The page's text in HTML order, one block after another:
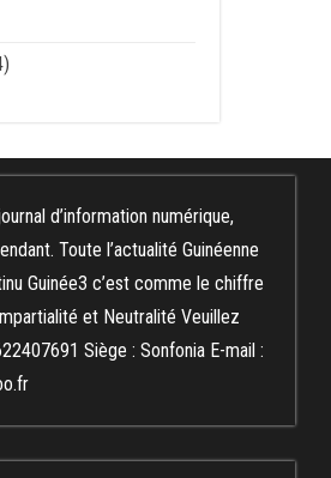
d’information numérique,
Toute l’actualité Guinéenne
Guinée3 c’est comme le chiffre
et Neutralité Veuillez
Siège : Sonfonia E-mail :